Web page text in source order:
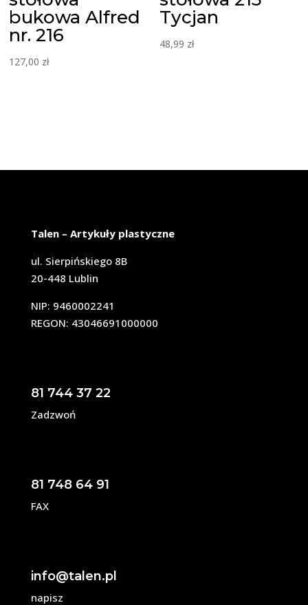
bukowa Alfred
nr. 216
127,00 zł
Tycjan
48,99 zł
Talen – Artykuły plastyczne
ul. Sierpińskiego 8B
20-448 Lublin
NIP: 9460002241
REGON: 43046691000000
81 744 37 22
Zadzwoń
81 748 64 91
FAX
info@talen.pl
napisz